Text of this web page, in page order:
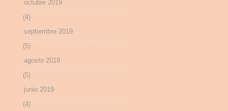
octubre 2019
(4)
septiembre 2019
(5)
agosto 2019
(5)
junio 2019
(4)